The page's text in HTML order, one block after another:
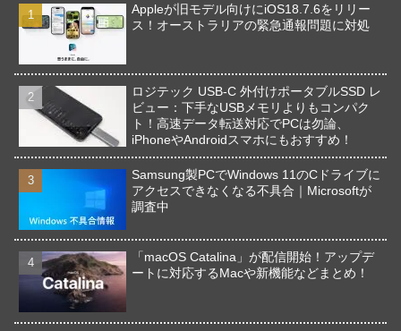
Appleが旧モデル向けにiOS18.7.6をリリー
ス！オーストラリアの緊急通報問題に対処
ロジテック USB-C 外付けポータブルSSD レ
ビュー：下手なUSBメモリよりもコンパク
ト！高速データ転送対応でPCは勿論、
iPhoneやAndroidスマホにもおすすめ！
Samsung製PCでWindows 11のCドライブに
アクセスできなくなる不具合｜Microsoftが
調査中
「macOS Catalina」が配信開始！アップデ
ートに対応するMacや新機能などまとめ！